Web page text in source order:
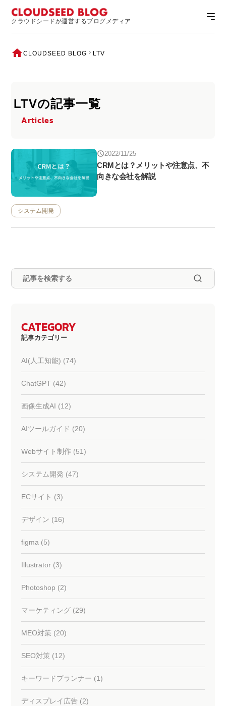
クラウドシードが運営するブログメディア
CLOUDSEED BLOG LTV
LTVの記事一覧
Articles
2022/11/25
CRMとは？メリットや注意点、不
向きな会社を解説
システム開発
CATEGORY
記事カテゴリー
AI(人工知能) (74)
ChatGPT (42)
画像生成AI (12)
AIツールガイド (20)
Webサイト制作 (51)
システム開発 (47)
ECサイト (3)
デザイン (16)
figma (5)
Illustrator (3)
Photoshop (2)
マーケティング (29)
MEO対策 (20)
SEO対策 (12)
キーワードプランナー (1)
ディスプレイ広告 (2)